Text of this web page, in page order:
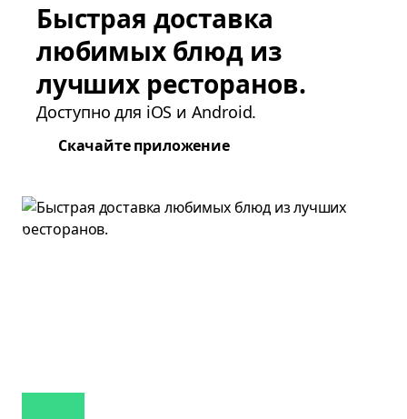
Быстрая доставка
любимых блюд из
лучших ресторанов.
Доступно для iOS и Android.
Скачайте приложение